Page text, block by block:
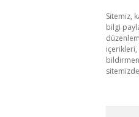
Sitemiz,
bilgi
içerikleri,